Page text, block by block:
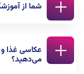
می‌توانید از طریق
شماره تلفن 02122844846 تماس بگیرید.
شما از
بله. ما برای
ارائه می دهیم.
شماره تلفن مندرج
عکاسی غذا
می‌دهید؟